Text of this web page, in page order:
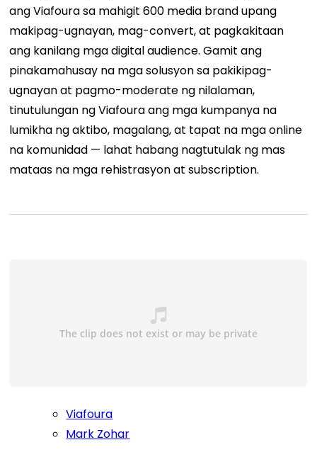
ang Viafoura sa mahigit 600 media brand upang
makipag-ugnayan, mag-convert, at pagkakitaan
ang kanilang mga digital audience. Gamit ang
pinakamahusay na mga solusyon sa pakikipag-
ugnayan at pagmo-moderate ng nilalaman,
tinutulungan ng Viafoura ang mga kumpanya na
lumikha ng aktibo, magalang, at tapat na mga online
na komunidad — lahat habang nagtutulak ng mas
mataas na mga rehistrasyon at subscription.
Viafoura
Mark Zohar